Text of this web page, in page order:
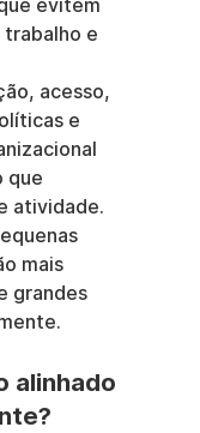
evitem
trabalho e
acesso,
e
que
atividade.
mais
grandes
alinhado